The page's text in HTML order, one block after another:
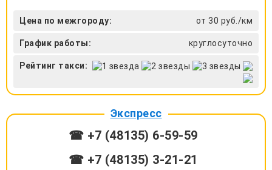
Цена по межгороду: от 30 руб./км
График работы: круглосуточно
Рейтинг такси:
Экспресс
☎ +7 (48135) 6-59-59
☎ +7 (48135) 3-21-21